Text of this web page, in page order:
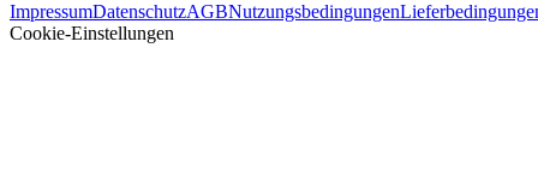
ImpressumDatenschutzAGBNutzungsbedingungen
Cookie-Einstellungen